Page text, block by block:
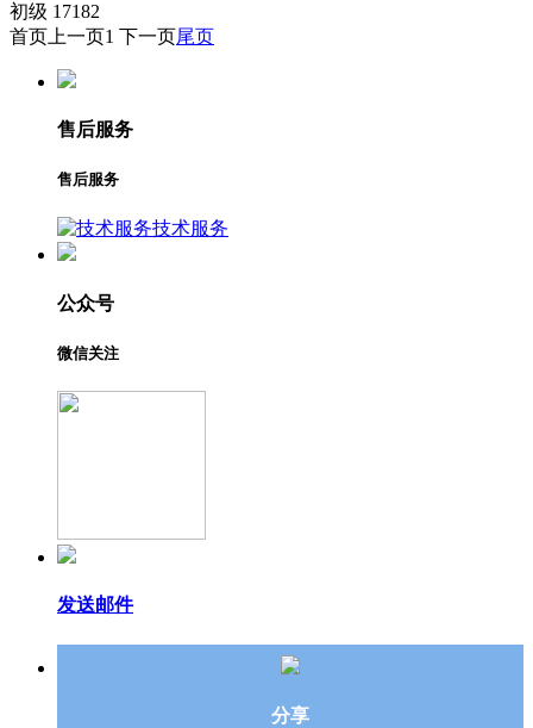
初级 17182
首页 上一页1 下一页尾页
售后服务
售后服务
技术服务
公众号
微信关注
发送邮件
分享